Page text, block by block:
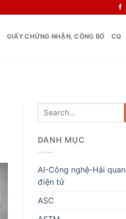
GIẤY CHỨNG NHẬN, CÔNG BỐ CQ
DANH MỤC
AI-Công nghệ-Hải quan
điện tử
ASC